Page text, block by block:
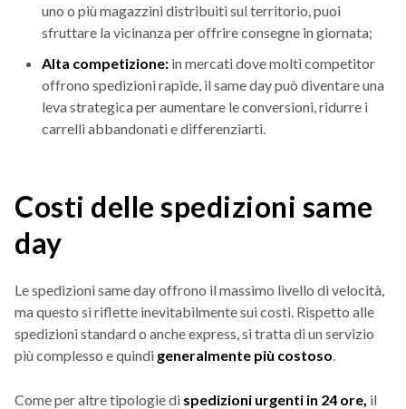
uno o più magazzini distribuiti sul territorio, puoi
sfruttare la vicinanza per offrire consegne in giornata;
Alta competizione: in mercati dove molti competitor
offrono spedizioni rapide, il same day può diventare una
leva strategica per aumentare le conversioni, ridurre i
carrelli abbandonati e differenziarti.
Costi delle spedizioni same
day
Le spedizioni same day offrono il massimo livello di velocità,
ma questo si riflette inevitabilmente sui costi. Rispetto alle
spedizioni standard o anche express, si tratta di un servizio
più complesso e quindi generalmente più costoso.
Come per altre tipologie di spedizioni urgenti in 24 ore, il